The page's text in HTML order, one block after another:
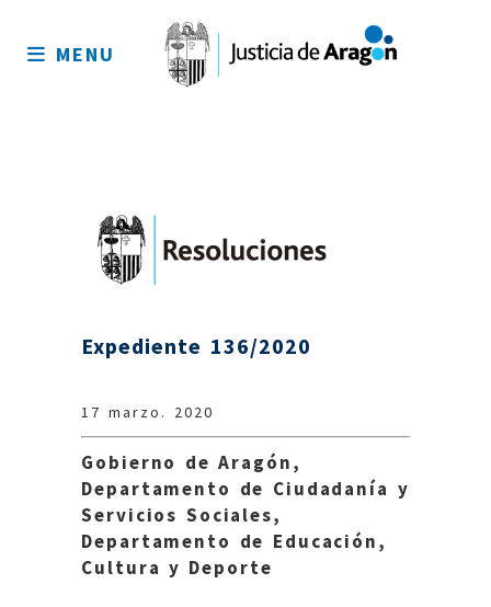
sitio
MENU
Expediente 136/2020
17 marzo. 2020
Gobierno de Aragón,
Departamento de Ciudadanía y
Servicios Sociales,
Departamento de Educación,
Cultura y Deporte